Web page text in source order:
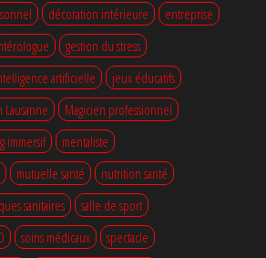
décoration intérieure
entreprise
gestion du stress
artificielle
jeux éducatifs
Lausanne
Magicien professionnel
immersif
mentaliste
mutuelle santé
nutrition santé
sanitaires
salle de sport
soins médicaux
spectacle